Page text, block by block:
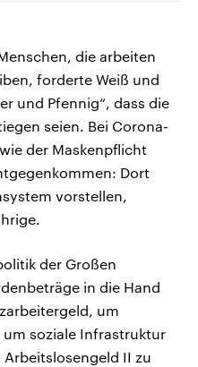
die arbeiten
forderte Weiß und
und Pfennig“, dass die
seien. Bei Corona-
der Maskenpflicht
Dort
vorstellen,
der Großen
in die Hand
um
soziale Infrastruktur
II zu